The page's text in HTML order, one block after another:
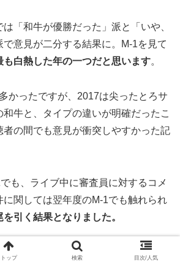
「和牛が優勝だった」派と「いや、
で意見が二分する結果に。M-1を見て
も白熱した年の一つだと思います。
かったですが、2017は尖ったとろサ
牛と、タイプの違いが明確だったこ
者の間でも意見が衝突しやすかった記
も、ライブ中に審査員に対するコメ
に関しては翌年度のM-1でも触れられ
引く結果となりました。
の2022年、オール巨人さんが出した
トップ 検索 目次/人気